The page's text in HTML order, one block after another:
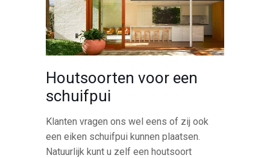
Houtsoorten voor een
schuifpui
Klanten vragen ons wel eens of zij ook
een eiken schuifpui kunnen plaatsen.
Natuurlijk kunt u zelf een houtsoort